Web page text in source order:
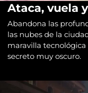
Ataca, vuela
Abandona las
las nubes de la
maravilla
secreto muy oscuro.